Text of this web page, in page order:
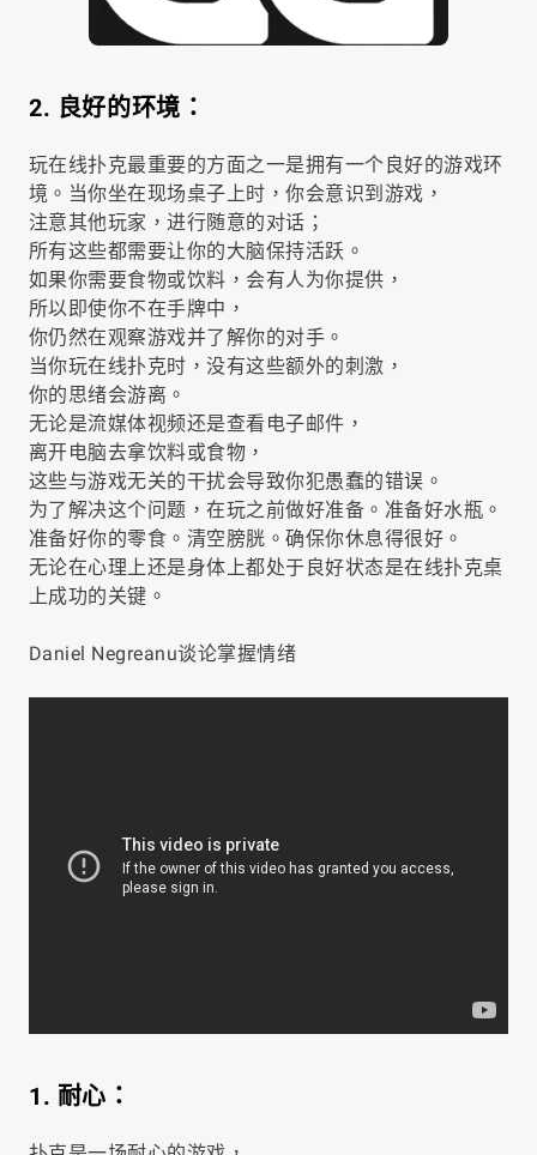
2. 良好的环境：
玩在线扑克最重要的方面之一是拥有一个良好的游戏环
境。当你坐在现场桌子上时，你会意识到游戏，
注意其他玩家，进行随意的对话；
所有这些都需要让你的大脑保持活跃。
如果你需要食物或饮料，会有人为你提供，
所以即使你不在手牌中，
你仍然在观察游戏并了解你的对手。
当你玩在线扑克时，没有这些额外的刺激，
你的思绪会游离。
无论是流媒体视频还是查看电子邮件，
离开电脑去拿饮料或食物，
这些与游戏无关的干扰会导致你犯愚蠢的错误。
为了解决这个问题，在玩之前做好准备。准备好水瓶。
准备好你的零食。清空膀胱。确保你休息得很好。
无论在心理上还是身体上都处于良好状态是在线扑克桌
上成功的关键。
Daniel Negreanu谈论掌握情绪
1. 耐心：